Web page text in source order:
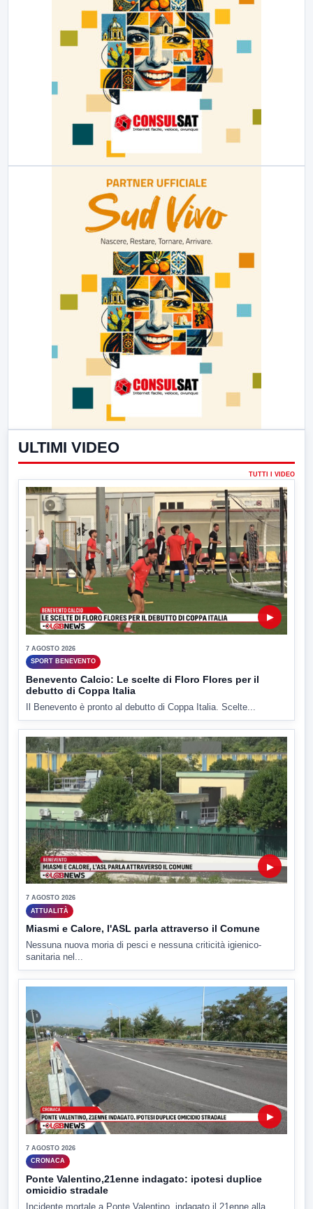
ULTIMI VIDEO
TUTTI I VIDEO
▶
7 AGOSTO 2026
SPORT BENEVENTO
Benevento Calcio: Le scelte di Floro Flores per il
debutto di Coppa Italia
Il Benevento è pronto al debutto di Coppa Italia. Scelte...
▶
7 AGOSTO 2026
ATTUALITÀ
Miasmi e Calore, l'ASL parla attraverso il Comune
Nessuna nuova moria di pesci e nessuna criticità igienico-
sanitaria nel...
▶
7 AGOSTO 2026
CRONACA
Ponte Valentino,21enne indagato: ipotesi duplice
omicidio stradale
Incidente mortale a Ponte Valentino, indagato il 21enne alla